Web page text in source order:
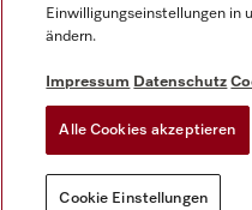
Nutzungsbedigungen
EU-Gesetzen über digitale
Einwilligungseinstellungen in
ändern.
Impressum Datenschutz
Alle Cookies akzeptieren
Cookie Einstellungen